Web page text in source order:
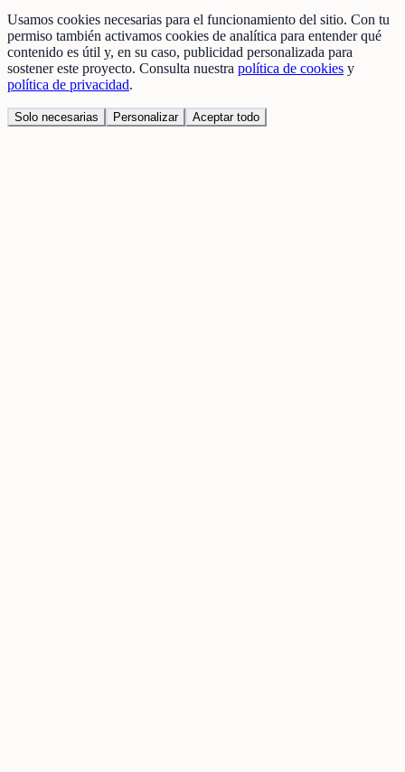
Usamos cookies necesarias para el funcionamiento del sitio. Con tu
permiso también activamos cookies de analítica para entender qué
contenido es útil y, en su caso, publicidad personalizada para
sostener este proyecto. Consulta nuestra política de cookies y
política de privacidad.
Solo necesarias Personalizar Aceptar todo